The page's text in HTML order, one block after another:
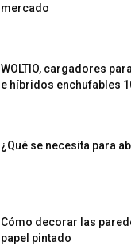
mercado
WOLTIO, cargadores
e híbridos enchufables
¿Qué se necesita para
Cómo decorar las
papel pintado